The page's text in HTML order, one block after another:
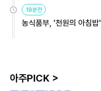
18분전
농식품부, '천원의 아침
아주PICK >